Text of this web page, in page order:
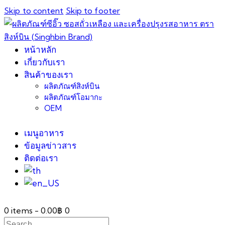
Skip to content Skip to footer
หน้าหลัก
เกี่ยวกับเรา
สินค้าของเรา
ผลิตภัณฑ์สิงห์บิน
ผลิตภัณฑ์โอมากะ
OEM
เมนูอาหาร
ข้อมูลข่าวสาร
ติดต่อเรา
0 items -0.00฿ 0